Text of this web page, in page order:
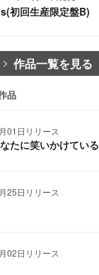
初回生産限定盤B)
作品一覧を見る
品
01日リリース
たに笑いかけている
25日リリース
02日リリース